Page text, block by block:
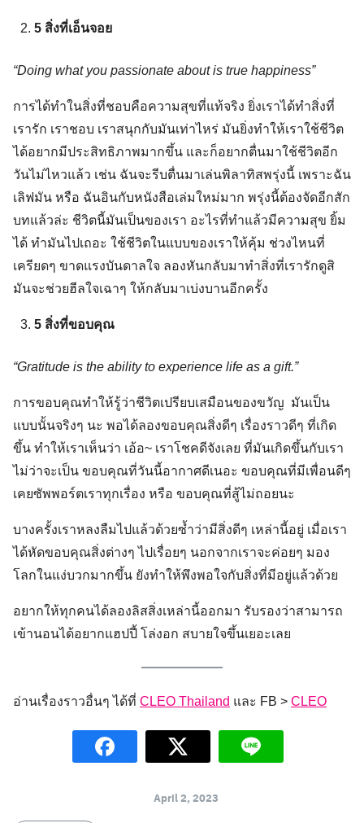
5 สิ่งที่เอ็นจอย
“Doing what you passionate about is true happiness”
การได้ทำในสิ่งที่ชอบคือความสุขที่แท้จริง ยิ่งเราได้ทำสิ่งที่
เรารัก เราชอบ เราสนุกกับมันเท่าไหร่ มันยิ่งทำให้เราใช้ชีวิต
ได้อยากมีประสิทธิภาพมากขึ้น และก็อยากตื่นมาใช้ชีวิตอีก
วันไม่ไหวแล้ว เช่น ฉันจะรีบตื่นมาเล่นพิลาทิสพรุ่งนี้ เพราะฉัน
เลิฟมัน หรือ ฉันอินกับหนังสือเล่มใหม่มาก พรุ่งนี้ต้องจัดอีกสัก
บทแล้วล่ะ ชีวิตนี้มันเป็นของเรา อะไรที่ทำแล้วมีความสุข ยิ้ม
ได้ ทำมันไปเถอะ ใช้ชีวิตในแบบของเราให้คุ้ม ช่วงไหนที่
เครียดๆ ขาดแรงบันดาลใจ ลองหันกลับมาทำสิ่งที่เรารักดูสิ
มันจะช่วยฮีลใจเฉาๆ ให้กลับมาเบ่งบานอีกครั้ง
5 สิ่งที่ขอบคุณ
“Gratitude is the ability to experience life as a gift.”
การขอบคุณทำให้รู้ว่าชีวิตเปรียบเสมือนของขวัญ มันเป็น
แบบนั้นจริงๆ นะ พอได้ลองขอบคุณสิ่งดีๆ เรื่องราวดีๆ ที่เกิด
ขึ้น ทำให้เราเห็นว่า เอ้อ~ เราโชคดีจังเลย ที่มันเกิดขึ้นกับเรา
ไม่ว่าจะเป็น ขอบคุณที่วันนี้อากาศดีเนอะ ขอบคุณที่มีเพื่อนดีๆ
เคยซัพพอร์ตเราทุกเรื่อง หรือ ขอบคุณที่สู้ไม่ถอยนะ
บางครั้งเราหลงลืมไปแล้วด้วยซ้ำว่ามีสิ่งดีๆ เหล่านี้อยู่ เมื่อเรา
ได้หัดขอบคุณสิ่งต่างๆ ไปเรื่อยๆ นอกจากเราจะค่อยๆ มอง
โลกในแง่บวกมากขึ้น ยังทำให้พึงพอใจกับสิ่งที่มีอยู่แล้วด้วย
อยากให้ทุกคนได้ลองลิสสิ่งเหล่านี้ออกมา รับรองว่าสามารถ
เข้านอนได้อยากแฮปปี้ โล่งอก สบายใจขึ้นเยอะเลย
อ่านเรื่องราวอื่นๆ ได้ที่ CLEO Thailand และ FB > CLEO
April 2, 2023